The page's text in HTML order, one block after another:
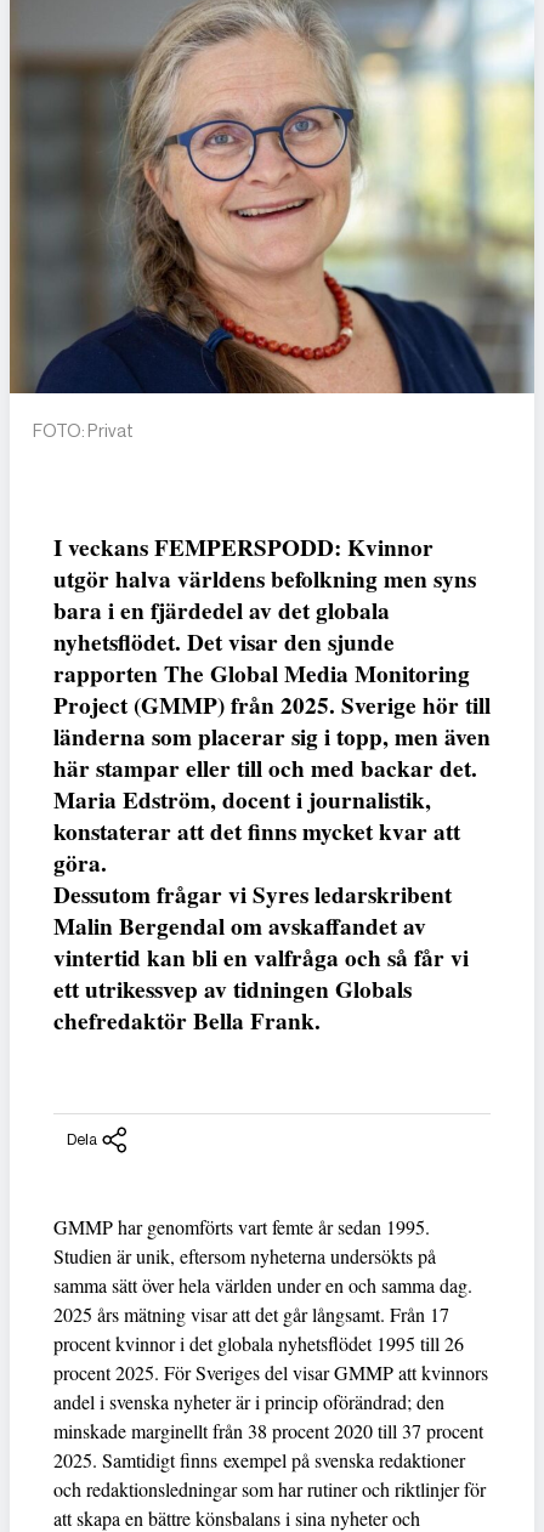
FOTO: Privat
I veckans FEMPERSPODD: Kvinnor
utgör halva världens befolkning men syns
bara i en fjärdedel av det globala
nyhetsflödet. Det visar den sjunde
rapporten The Global Media Monitoring
Project (GMMP) från 2025. Sverige hör till
länderna som placerar sig i topp, men även
här stampar eller till och med backar det.
Maria Edström, docent i journalistik,
konstaterar att det finns mycket kvar att
göra.
Dessutom frågar vi Syres ledarskribent
Malin Bergendal om avskaffandet av
vintertid kan bli en valfråga och så får vi
ett utrikessvep av tidningen Globals
chefredaktör Bella Frank.
Dela
GMMP har genomförts vart femte år sedan 1995.
Studien är unik, eftersom nyheterna undersökts på
samma sätt över hela världen under en och samma dag.
2025 års mätning visar att det går långsamt. Från 17
procent kvinnor i det globala nyhetsflödet 1995 till 26
procent 2025. För Sveriges del visar GMMP att kvinnors
andel i svenska nyheter är i princip oförändrad; den
minskade marginellt från 38 procent 2020 till 37 procent
2025. Samtidigt finns exempel på svenska redaktioner
och redaktionsledningar som har rutiner och riktlinjer för
att skapa en bättre könsbalans i sina nyheter och